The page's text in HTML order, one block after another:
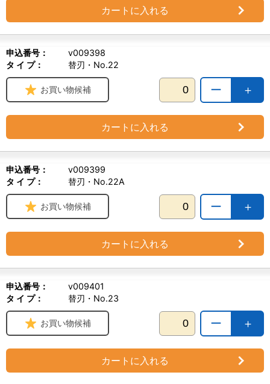
カートに入れる
申込番号：
v009398
タ イ プ：
替刃・No.22
＋
ー
お買い物候補
カートに入れる
申込番号：
v009399
タ イ プ：
替刃・No.22A
＋
ー
お買い物候補
カートに入れる
申込番号：
v009401
タ イ プ：
替刃・No.23
＋
ー
お買い物候補
カートに入れる